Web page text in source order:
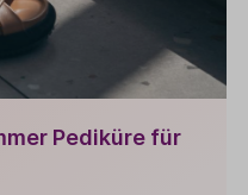
Pediküre für